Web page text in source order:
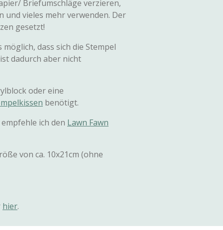
Briefumschläge verzieren,
und vieles mehr verwenden. Der
gesetzt!
dass sich die Stempel
dadurch aber nicht
oder eine
benötigt.
ich den Lawn Fawn
von ca. 10x21cm (ohne
hier.